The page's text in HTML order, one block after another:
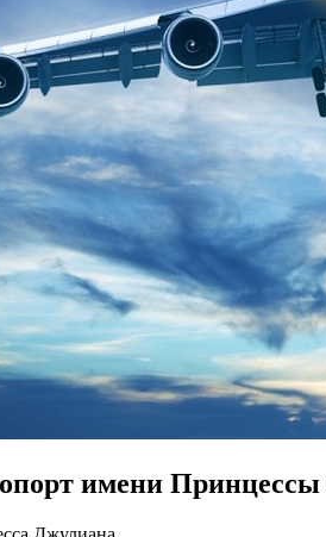
имени